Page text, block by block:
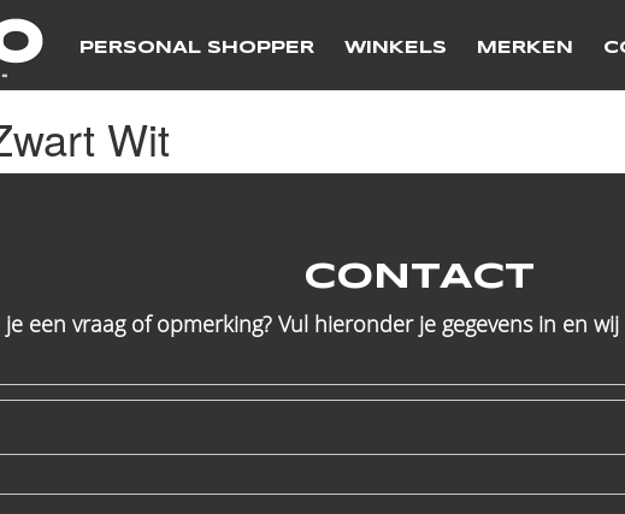
PERSONAL SHOPPER WINKELS MERKEN
Wit
CONTACT
je een vraag of opmerking? Vul hieronder je gegevens in en